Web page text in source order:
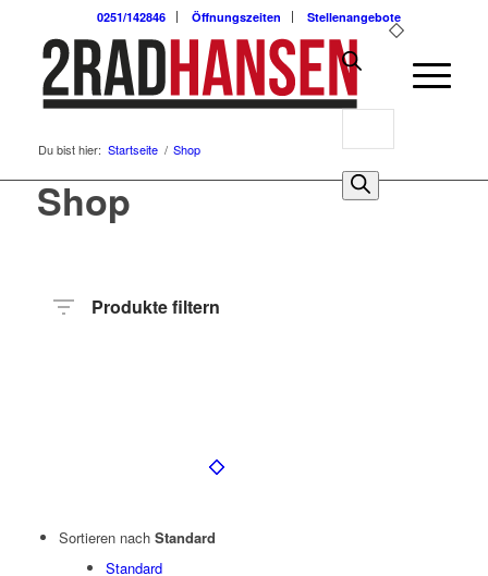
0251/142846 Öffnungszeiten Stellenangebote
0
Du bist hier: Startseite / Shop
Shop
Produkte filtern
Sortieren nach Standard
Standard